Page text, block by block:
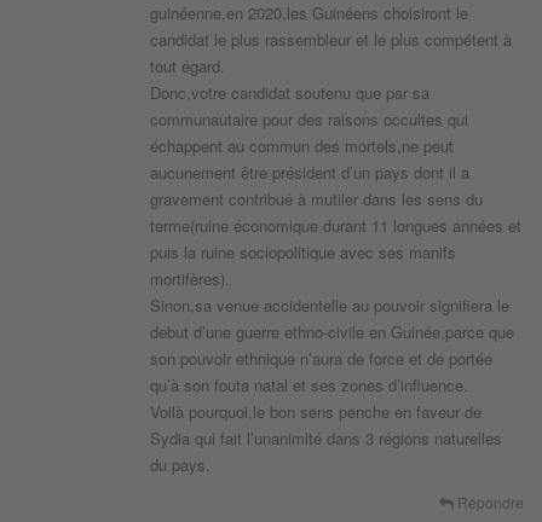
guinéenne,en 2020,les Guinéens choisiront le
candidat le plus rassembleur et le plus compétent à
tout égard.
Donc,votre candidat soutenu que par sa
communautaire pour des raisons occultes qui
échappent au commun des mortels,ne peut
aucunement être président d’un pays dont il a
gravement contribué à mutiler dans les sens du
terme(ruine économique durant 11 longues années et
puis la ruine sociopolitique avec ses manifs
mortifères).
Sinon,sa venue accidentelle au pouvoir signifiera le
debut d’une guerre ethno-civile en Guinée,parce que
son pouvoir ethnique n’aura de force et de portée
qu’à son fouta natal et ses zones d’influence.
Voilà pourquoi,le bon sens penche en faveur de
Sydia qui fait l’unanimité dans 3 régions naturelles
du pays.
Répondre